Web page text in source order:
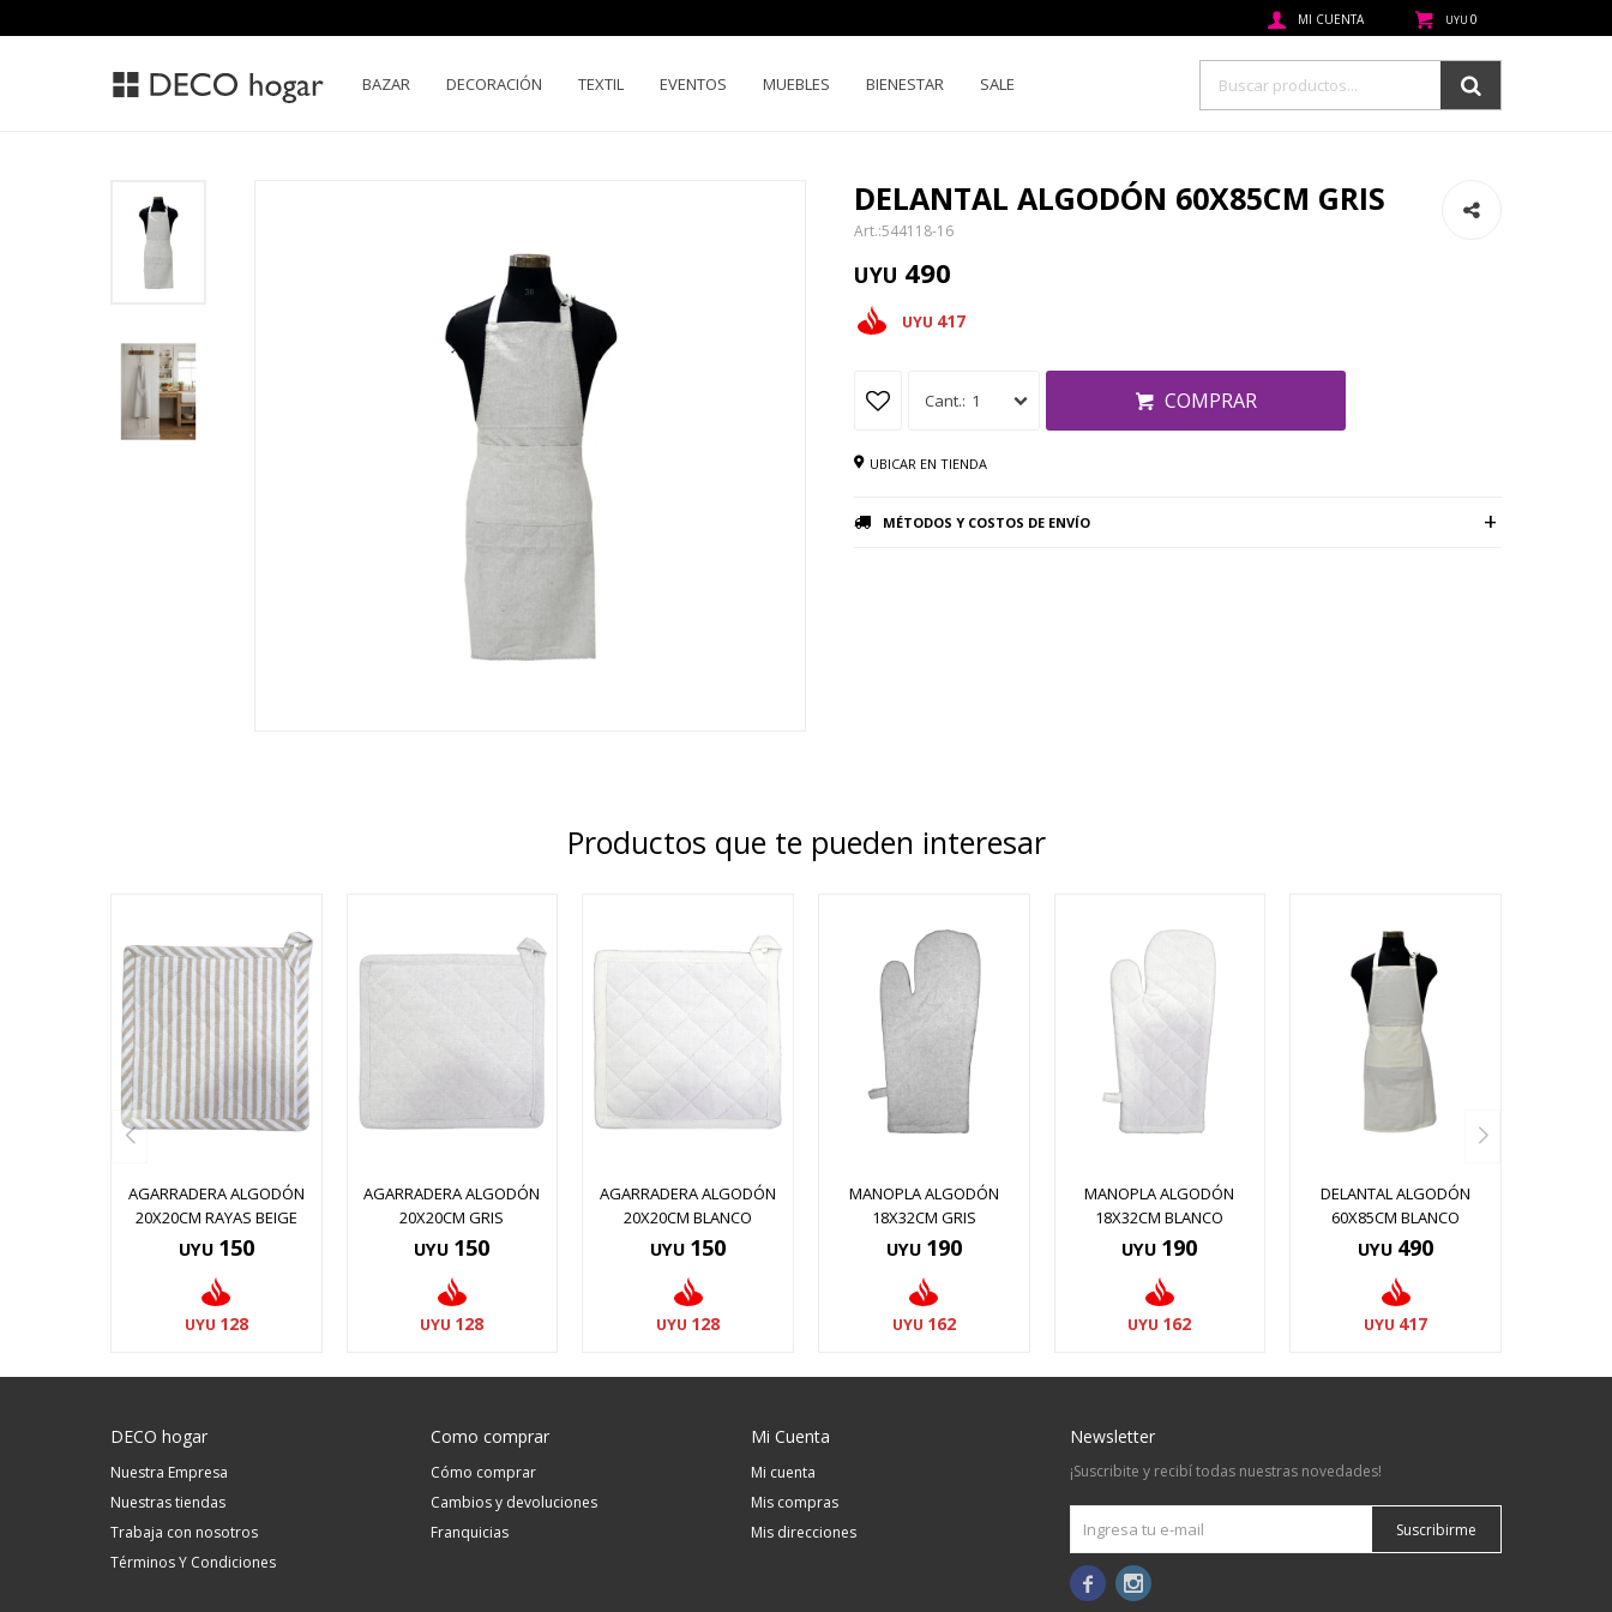
BAZAR DECORACIÓN TEXTIL EVENTOS MUEBLES BIENESTAR SALE
UYU 0
DELANTAL ALGODÓN 60X85CM GRIS
544118-16
UYU 490
UYU 417
1 COMPRAR
UBICAR EN TIENDA
MÉTODOS Y COSTOS DE ENVÍO
Productos que te pueden interesar
AGARRADERA ALGODÓN
20X20CM RAYAS BEIGE
UYU 150
UYU 128
AGARRADERA ALGODÓN
20X20CM GRIS
UYU 150
UYU 128
AGARRADERA ALGODÓN
20X20CM BLANCO
UYU 150
UYU 128
MANOPLA ALGODÓN
18X32CM GRIS
UYU 190
UYU 162
MANOPLA ALGODÓN
18X32CM BLANCO
UYU 190
UYU 162
DELANTAL ALGODÓN
60X85CM BLANCO
UYU 490
UYU 417
DECO hogar
Nuestra Empresa
Nuestras tiendas
Trabaja con nosotros
Términos Y Condiciones
Como comprar
Cómo comprar
Cambios y devoluciones
Franquicias
Mi Cuenta
Mi cuenta
Mis compras
Mis direcciones
Newsletter
¡Suscribite y recibí todas nuestras novedades!
Suscribirme
 